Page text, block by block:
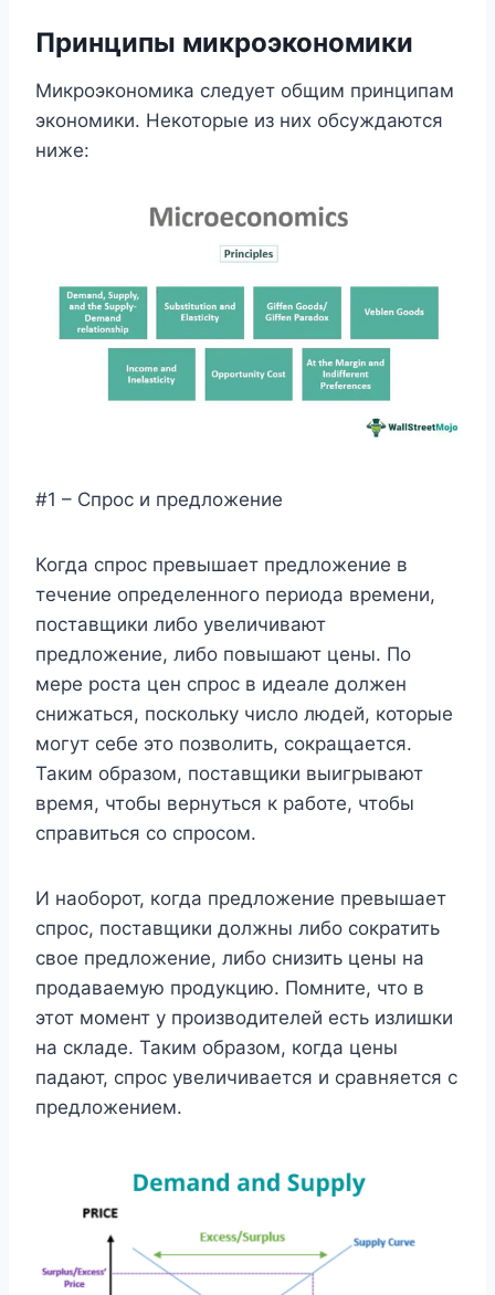
Принципы микроэкономики
Микроэкономика следует общим принципам
экономики. Некоторые из них обсуждаются
ниже:
#1 – Спрос и предложение
Когда спрос превышает предложение в
течение определенного периода времени,
поставщики либо увеличивают
предложение, либо повышают цены. По
мере роста цен спрос в идеале должен
снижаться, поскольку число людей, которые
могут себе это позволить, сокращается.
Таким образом, поставщики выигрывают
время, чтобы вернуться к работе, чтобы
справиться со спросом.
И наоборот, когда предложение превышает
спрос, поставщики должны либо сократить
свое предложение, либо снизить цены на
продаваемую продукцию. Помните, что в
этот момент у производителей есть излишки
на складе. Таким образом, когда цены
падают, спрос увеличивается и сравняется с
предложением.